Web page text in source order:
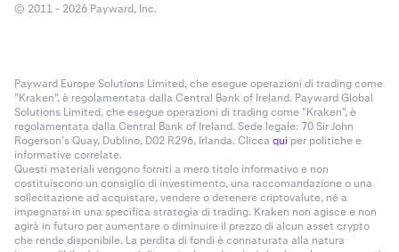
© 2011 - 2026 Payward, Inc.
Payward Europe Solutions Limited, che esegue operazioni di trading come
"Kraken", è regolamentata dalla Central Bank of Ireland. Payward Global
Solutions Limited, che esegue operazioni di trading come "Kraken", è
regolamentata dalla Central Bank of Ireland. Sede legale: 70 Sir John
Rogerson’s Quay, Dublino, D02 R296, Irlanda. Cliccaqui per politiche e
informative correlate.
Questi materiali vengono forniti a mero titolo informativo e non
costituiscono un consiglio di investimento, una raccomandazione o una
sollecitazione ad acquistare, vendere o detenere criptovalute, né a
impegnarsi in una specifica strategia di trading. Kraken non agisce e non
agirà in futuro per aumentare o diminuire il prezzo di alcun asset crypto
che rende disponibile. La perdita di fondi è connaturata alla natura